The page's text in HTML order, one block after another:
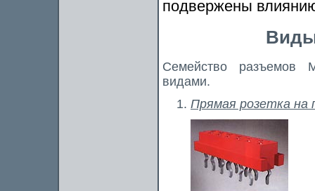
подвержены
Семейство разъемов
видами.
Прямая розетка на